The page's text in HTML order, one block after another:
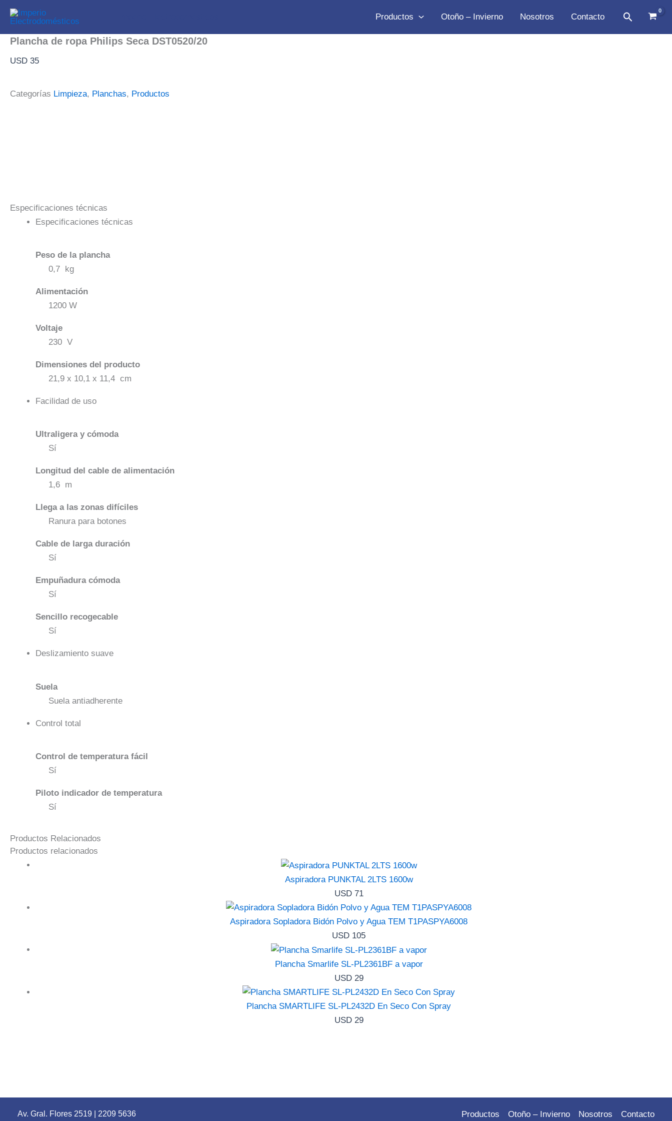
contenido
Productos Otoño – Invierno Nosotros Contacto Buscar
Plancha de ropa Philips Seca DST0520/20
USD 35
Categorías Limpieza, Planchas, Productos
Especificaciones técnicas
Especificaciones técnicas
Peso de la plancha
0,7 kg
Alimentación
1200 W
Voltaje
230 V
Dimensiones del producto
21,9 x 10,1 x 11,4 cm
Facilidad de uso
Ultraligera y cómoda
Sí
Longitud del cable de alimentación
1,6 m
Llega a las zonas difíciles
Ranura para botones
Cable de larga duración
Sí
Empuñadura cómoda
Sí
Sencillo recogecable
Sí
Deslizamiento suave
Suela
Suela antiadherente
Control total
Control de temperatura fácil
Sí
Piloto indicador de temperatura
Sí
Productos Relacionados
Productos relacionados
Aspiradora PUNKTAL 2LTS 1600w
USD71
Aspiradora Sopladora Bidón Polvo y Agua TEM T1PASPYA6008
USD 105
Plancha Smarlife SL-PL2361BF a vapor
USD29
Plancha SMARTLIFE SL-PL2432D En Seco Con Spray
USD29
Av. Gral. Flores 2519 2209 5636 Productos Otoño – Invierno Nosotros Contacto